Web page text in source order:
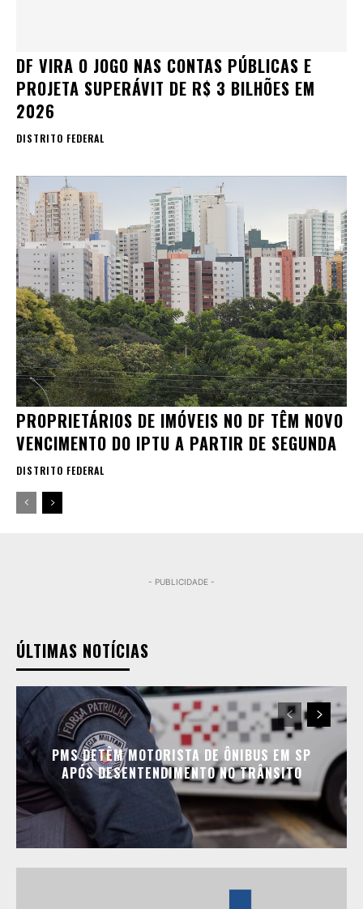
DF VIRA O JOGO NAS CONTAS PÚBLICAS E
PROJETA SUPERÁVIT DE R$ 3 BILHÕES EM
2026
DISTRITO FEDERAL
PROPRIETÁRIOS DE IMÓVEIS NO DF TÊM NOVO
VENCIMENTO DO IPTU A PARTIR DE SEGUNDA
DISTRITO FEDERAL
- PUBLICIDADE -
ÚLTIMAS NOTÍCIAS
PMS DETÊM MOTORISTA DE ÔNIBUS EM SP
APÓS DESENTENDIMENTO NO TRÂNSITO